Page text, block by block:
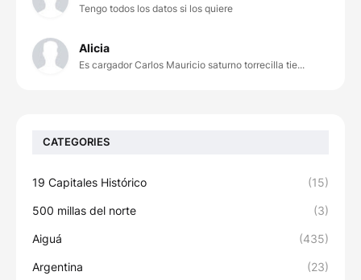
Tengo todos los datos si los quiere
Alicia
Es cargador Carlos Mauricio saturno torrecilla tie...
CATEGORIES
19 Capitales Histórico (15)
500 millas del norte (3)
Aiguá (435)
Argentina (23)